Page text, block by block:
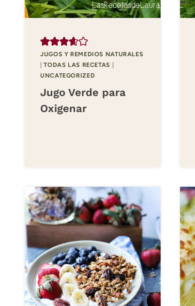
JUGOS Y REMEDIOS NATURALES
|TODAS LAS RECETAS
UNCATEGORIZED
Jugo Verde para
Oxigenar